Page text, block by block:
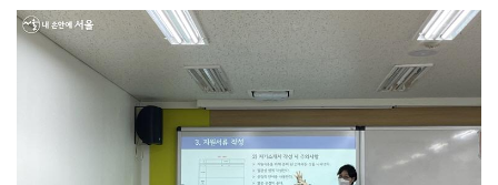
U
사
공
하
기
기
크
게
변
하
기
기
작
하
기